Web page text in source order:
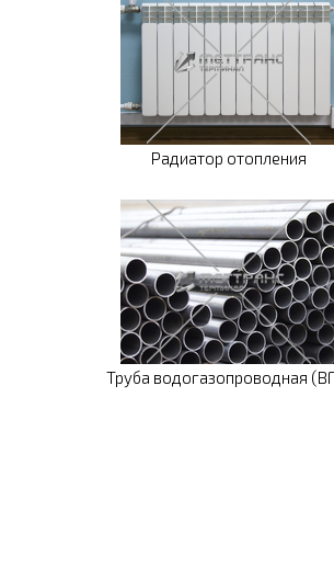
Радиатор отопления
Труба водогазопроводная